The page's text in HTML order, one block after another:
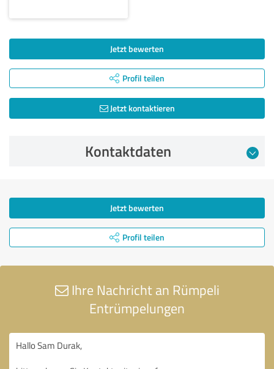
Jetzt bewerten
Profil teilen
Jetzt kontaktieren
Kontaktdaten
Jetzt bewerten
Profil teilen
Ihre Nachricht an Rümpeli
Entrümpelungen